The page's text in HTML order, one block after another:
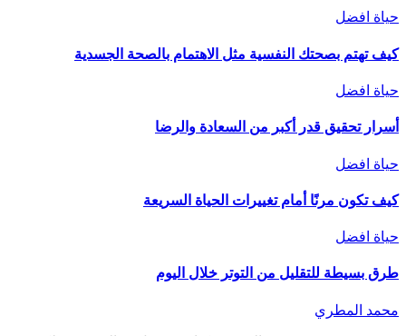
حياة افضل
كيف تهتم بصحتك النفسية مثل الاهتمام بالصحة الجسدية
حياة افضل
أسرار تحقيق قدر أكبر من السعادة والرضا
حياة افضل
كيف تكون مرنًا أمام تغييرات الحياة السريعة
حياة افضل
طرق بسيطة للتقليل من التوتر خلال اليوم
محمد المطري